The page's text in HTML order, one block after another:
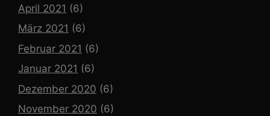
April 2021 (6)
März 2021 (6)
Februar 2021 (6)
Januar 2021 (6)
Dezember 2020 (6)
November 2020 (6)